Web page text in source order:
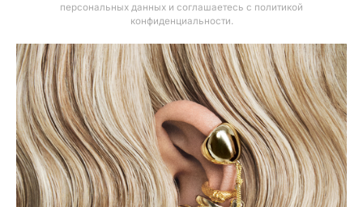
персональных данных и соглашаетесь с политикой
конфиденциальности.